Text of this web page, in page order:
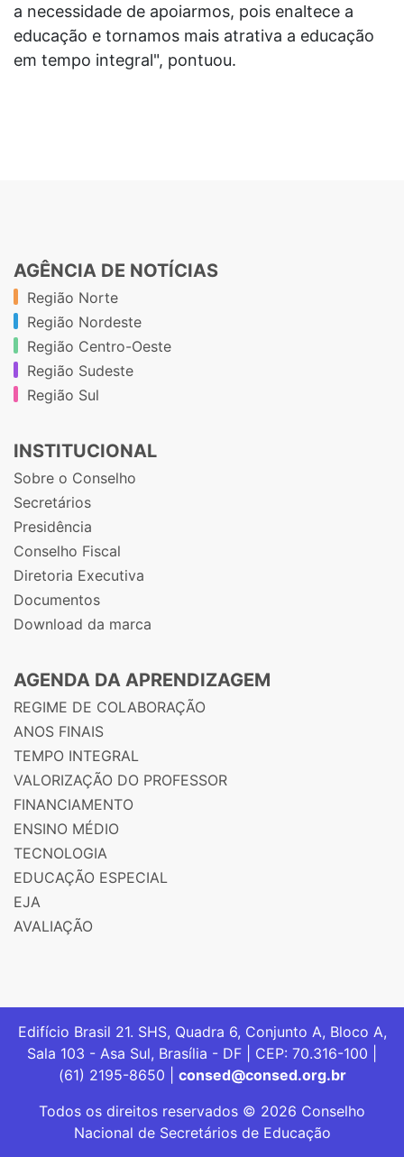
a necessidade de apoiarmos, pois enaltece a
educação e tornamos mais atrativa a educação
em tempo integral", pontuou.
AGÊNCIA DE NOTÍCIAS
Região Norte
Região Nordeste
Região Centro-Oeste
Região Sudeste
Região Sul
INSTITUCIONAL
Sobre o Conselho
Secretários
Presidência
Conselho Fiscal
Diretoria Executiva
Documentos
Download da marca
AGENDA DA APRENDIZAGEM
REGIME DE COLABORAÇÃO
ANOS FINAIS
TEMPO INTEGRAL
VALORIZAÇÃO DO PROFESSOR
FINANCIAMENTO
ENSINO MÉDIO
TECNOLOGIA
EDUCAÇÃO ESPECIAL
EJA
AVALIAÇÃO
Edifício Brasil 21. SHS, Quadra 6, Conjunto A, Bloco A,
Sala 103 - Asa Sul, Brasília - DF | CEP: 70.316-100 |
(61) 2195-8650 | consed@consed.org.br
Todos os direitos reservados © 2026 Conselho
Nacional de Secretários de Educação